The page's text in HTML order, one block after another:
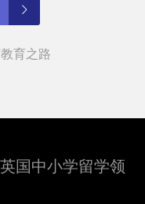
育之路
英国中小学留学领